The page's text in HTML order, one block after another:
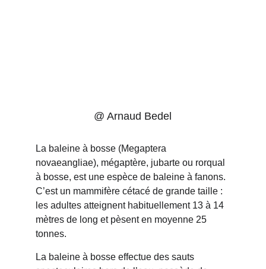
La baleine à bosse (Megaptera
novaeangliae), mégaptère, jubarte ou rorqual
à bosse, est une espèce de baleine à fanons.
C’est un mammifère cétacé de grande taille :
les adultes atteignent habituellement 13 à 14
mètres de long et pèsent en moyenne 25
tonnes.
La baleine à bosse effectue des sauts
@ Arnaud Bedel